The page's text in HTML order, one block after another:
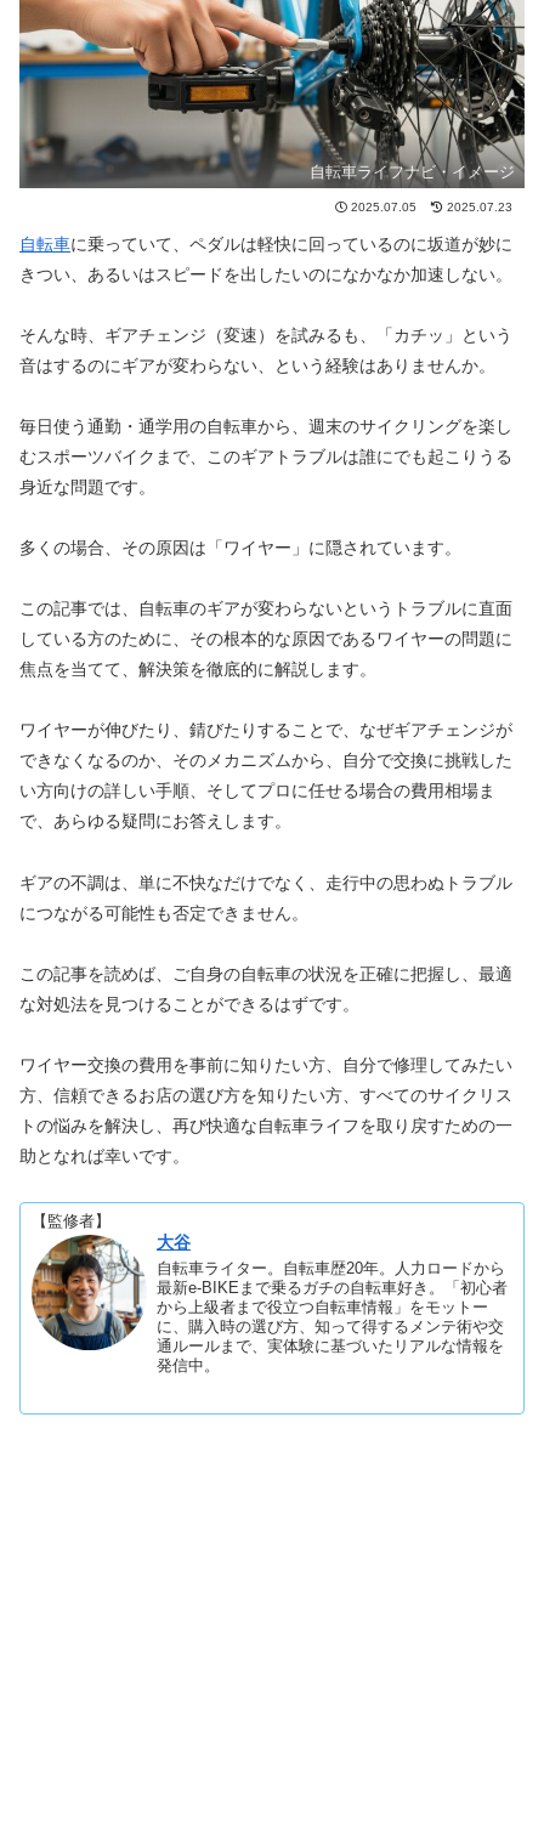
自転車ライフナビ・イメージ
2025.07.05 2025.07.23
自転車に乗っていて、ペダルは軽快に回っているのに坂道が妙に
きつい、あるいはスピードを出したいのになかなか加速しない。
そんな時、ギアチェンジ（変速）を試みるも、「カチッ」という
音はするのにギアが変わらない、という経験はありませんか。
毎日使う通勤・通学用の自転車から、週末のサイクリングを楽し
むスポーツバイクまで、このギアトラブルは誰にでも起こりうる
身近な問題です。
多くの場合、その原因は「ワイヤー」に隠されています。
この記事では、自転車のギアが変わらないというトラブルに直面
している方のために、その根本的な原因であるワイヤーの問題に
焦点を当てて、解決策を徹底的に解説します。
ワイヤーが伸びたり、錆びたりすることで、なぜギアチェンジが
できなくなるのか、そのメカニズムから、自分で交換に挑戦した
い方向けの詳しい手順、そしてプロに任せる場合の費用相場ま
で、あらゆる疑問にお答えします。
ギアの不調は、単に不快なだけでなく、走行中の思わぬトラブル
につながる可能性も否定できません。
この記事を読めば、ご自身の自転車の状況を正確に把握し、最適
な対処法を見つけることができるはずです。
ワイヤー交換の費用を事前に知りたい方、自分で修理してみたい
方、信頼できるお店の選び方を知りたい方、すべてのサイクリス
トの悩みを解決し、再び快適な自転車ライフを取り戻すための一
助となれば幸いです。
【監修者】
大谷
自転車ライター。自転車歴20年。人力ロードから
最新e-BIKEまで乗るガチの自転車好き。「初心者
から上級者まで役立つ自転車情報」をモットー
に、購入時の選び方、知って得するメンテ術や交
通ルールまで、実体験に基づいたリアルな情報を
発信中。